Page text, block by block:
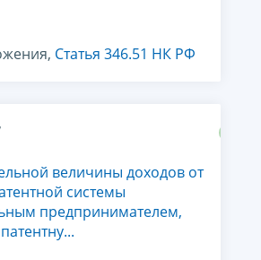
Статья 346.51 НК РФ
величины доходов от
системы
предпринимателем,